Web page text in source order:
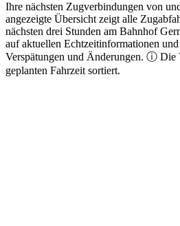
Ihre nächsten Zugverbindungen von
angezeigte Übersicht zeigt alle
nächsten drei Stunden am Bahnhof
auf aktuellen Echtzeitinformationen
Verspätungen und Änderungen. ⓘ Die
geplanten Fahrzeit sortiert.